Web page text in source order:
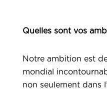
Quelles sont vos
Notre ambition est
mondial
non seulement dans